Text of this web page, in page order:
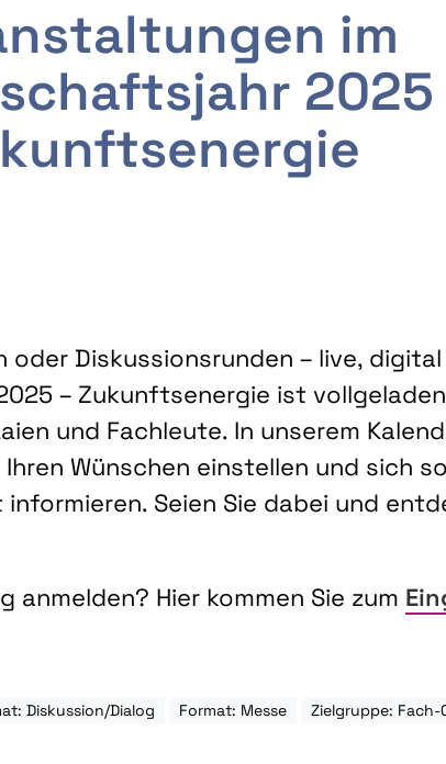
im
2025
Diskussionsrunden – live,
– Zukunftsenergie ist
und Fachleute. In unserem
Wünschen einstellen und sich
Seien Sie dabei und
anmelden? Hier kommen Sie zum
Diskussion/Dialog Format: Messe
Zielgruppe: